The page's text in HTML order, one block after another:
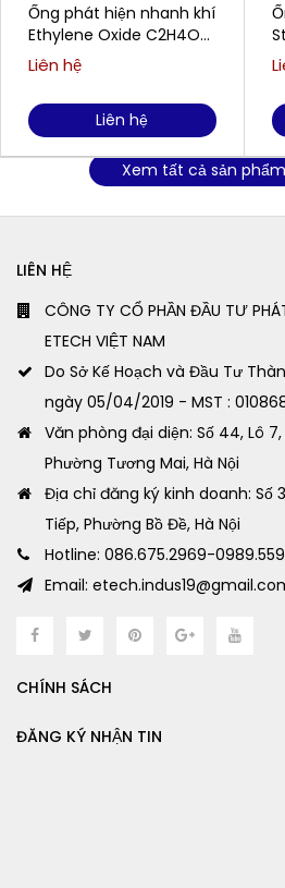
Ống phát hiện nhanh khí
Ethylene Oxide C2H4O
Gastec No.163LL
(0.1~10ppm)
Liên hệ
Liên hệ
Xem tất cả sản
LIÊN HỆ
CÔNG TY CỔ PHẦN ĐẦU TƯ
ETECH VIỆT NAM
Do Sở Kế Hoạch và Đầu Tư
ngày 05/04/2019 - MST :
Văn phòng đại diện: Số 44, Lô
Phường Tương Mai, Hà Nội
Địa chỉ đăng ký kinh doanh: Số
Tiếp, Phường Bồ Đề, Hà Nội
Hotline: 086.675.2969-
Email:
CHÍNH SÁCH
ĐĂNG KÝ NHẬN TIN